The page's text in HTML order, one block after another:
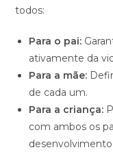
todos:
Para o pai:
ativamente da
Para a mãe:
de cada um.
Para a criança:
com ambos os